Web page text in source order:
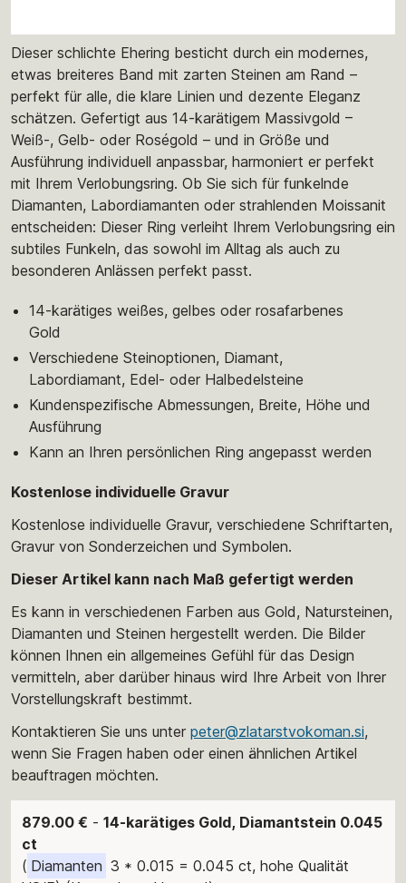
Dieser schlichte Ehering besticht durch ein modernes,
etwas breiteres Band mit zarten Steinen am Rand –
perfekt für alle, die klare Linien und dezente Eleganz
schätzen. Gefertigt aus 14-karätigem Massivgold –
Weiß-, Gelb- oder Roségold – und in Größe und
Ausführung individuell anpassbar, harmoniert er perfekt
mit Ihrem Verlobungsring. Ob Sie sich für funkelnde
Diamanten, Labordiamanten oder strahlenden Moissanit
entscheiden: Dieser Ring verleiht Ihrem Verlobungsring ein
subtiles Funkeln, das sowohl im Alltag als auch zu
besonderen Anlässen perfekt passt.
14-karätiges weißes, gelbes oder rosafarbenes
Gold
Verschiedene Steinoptionen, Diamant,
Labordiamant, Edel- oder Halbedelsteine
Kundenspezifische Abmessungen, Breite, Höhe und
Ausführung
Kann an Ihren persönlichen Ring angepasst werden
Kostenlose individuelle Gravur
Kostenlose individuelle Gravur, verschiedene Schriftarten,
Gravur von Sonderzeichen und Symbolen.
Dieser Artikel kann nach Maß gefertigt werden
Es kann in verschiedenen Farben aus Gold, Natursteinen,
Diamanten und Steinen hergestellt werden. Die Bilder
können Ihnen ein allgemeines Gefühl für das Design
vermitteln, aber darüber hinaus wird Ihre Arbeit von Ihrer
Vorstellungskraft bestimmt.
Kontaktieren Sie uns unter peter@zlatarstvokoman.si,
wenn Sie Fragen haben oder einen ähnlichen Artikel
beauftragen möchten.
879.00 € - 14-karätiges Gold, Diamantstein 0.045
ct
( Diamanten 3 * 0.015 = 0.045 ct, hohe Qualität